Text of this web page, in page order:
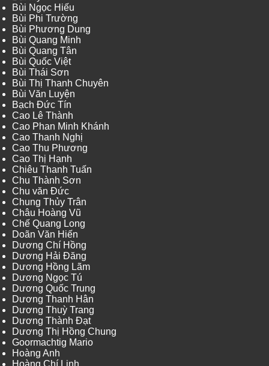
Bùi Ngọc Hiếu
Bùi Phi Trường
Bùi Phương Dung
Bùi Quang Minh
Bùi Quang Tân
Bùi Quốc Việt
Bùi Thái Sơn
Bùi Thị Thanh Chuyên
Bùi Văn Luyện
Bạch Đức Tín
Cao Lê Thành
Cao Phan Minh Khánh
Cao Thanh Nghị
Cao Thu Phương
Cao Thị Hạnh
Chiêu Thanh Tuấn
Chu Thành Sơn
Chu văn Đức
Chung Thủy Trân
Châu Hoàng Vũ
Chế Quang Long
Doãn Văn Hiến
Dương Chí Hồng
Dương Hải Đăng
Dương Hồng Lãm
Dương Ngọc Tú
Dương Quốc Trung
Dương Thanh Hân
Dương Thuỳ Trang
Dương Thành Đạt
Dương Thị Hồng Chung
Goormachtig Mario
Hoàng Anh